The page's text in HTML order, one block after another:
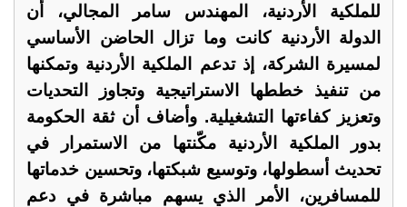
للملكية الأردنية، المهندس سامر المجالي، أن
الدولة الأردنية كانت وما تزال الحاضن الأساسي
لمسيرة الشركة، إذ تدعم الملكية الأردنية وتمكنها
من تنفيذ خططها الاستراتيجية وتجاوز التحديات
وتعزيز كفاءتها التشغيلية. وأضاف أن ثقة الحكومة
بدور الملكية الأردنية مكّنتها من الاستمرار في
تحديث أسطولها، وتوسيع شبكتها، وتحسين خدماتها
للمسافرين، الأمر الذي يسهم مباشرة في دعم